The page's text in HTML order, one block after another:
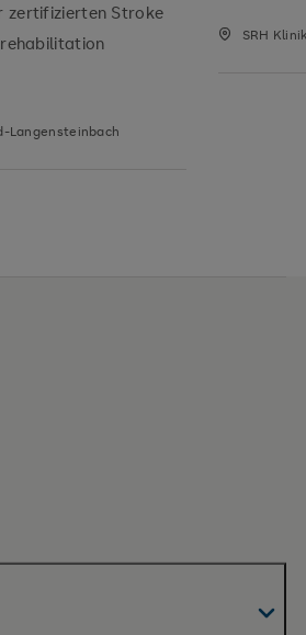
zertifizierten Stroke
Langensteinbach
SRH